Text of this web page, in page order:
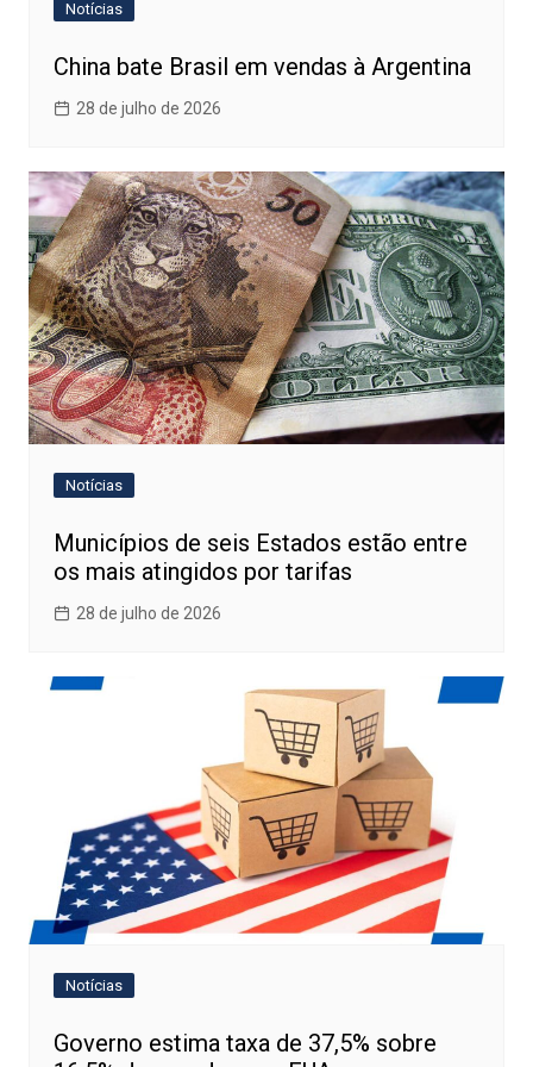
Notícias
China bate Brasil em vendas à Argentina
28 de julho de 2026
Notícias
Municípios de seis Estados estão entre
os mais atingidos por tarifas
28 de julho de 2026
Notícias
Governo estima taxa de 37,5% sobre